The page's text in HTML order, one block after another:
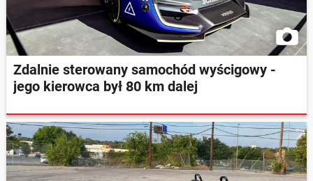
Zdalnie sterowany samochód wyścigowy -
jego kierowca był 80 km dalej